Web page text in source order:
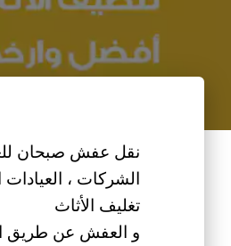
نقل عفش صبحان
الشركات ،
تغليف الأثاث
و العفش عن طريق